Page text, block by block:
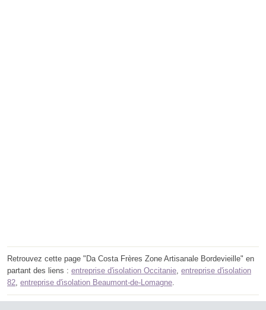
Retrouvez cette page "Da Costa Frères Zone Artisanale Bordevieille" en
partant des liens : entreprise d'isolation Occitanie, entreprise d'isolation
82, entreprise d'isolation Beaumont-de-Lomagne.